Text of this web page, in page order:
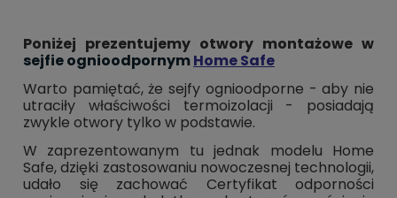
Poniżej prezentujemy otwory montażowe w
sejfie ognioodpornymHome Safe
Warto pamiętać, że sejfy ognioodporne - aby nie
utraciły właściwości termoizolacji - posiadają
zwykle otwory tylko w podstawie.
W zaprezentowanym tu jednak modelu Home
Safe, dzięki zastosowaniu nowoczesnej technologii,
udało się zachować Certyfikat odporności